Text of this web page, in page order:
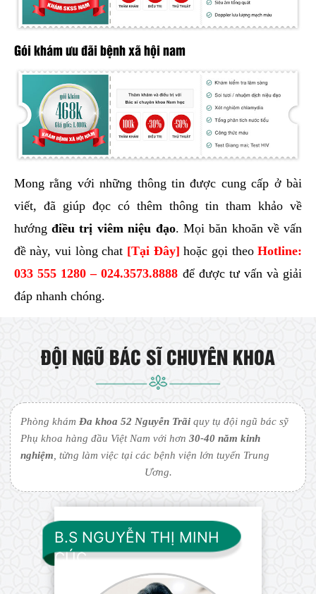
Gói khám ưu đãi bệnh xã hội nam
Mong rằng với những thông tin được cung cấp ở bài
viết, đã giúp đọc có thêm thông tin tham khảo về
hướng điều trị viêm niệu đạo. Mọi băn khoăn về vấn
đề này, vui lòng chat [Tại Đây]hoặc gọi theoHotline:
033 555 1280 – 024.3573.8888 để được tư vấn và giải
đáp nhanh chóng.
ĐỘI NGŨ BÁC SĨ CHUYÊN KHOA
Phòng khámĐa khoa 52 Nguyễn Trãi quy tụ đội ngũ bác sỹ
Phụ khoa hàng đầu Việt Nam với hơn30-40 năm kinh
nghiệm, từng làm việc tại các bệnh viện lớn tuyến Trung
Ương.
B.S NGUYỄN THỊ MINH
CÚC